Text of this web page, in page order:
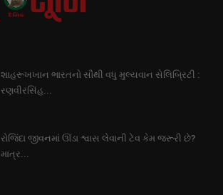
શાહરૂખખાન ભારતનો સૌથી વધુ મુલ્યવાન સેલિબ્રિટી :
રણવીરસિંહ...
રોજિંદા જીવનમાં ઊંડા શ્વાસ લેવાની ટેવ કેમ જરૂરી છે?
માત્ર...